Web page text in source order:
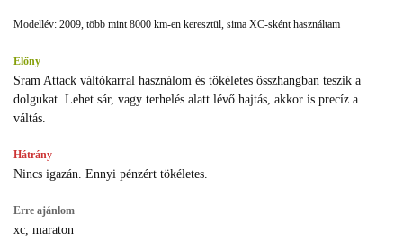
Modellév: 2009, több mint 8000 km-en keresztül, sima XC-sként használtam
Előny
Sram Attack váltókarral használom és tökéletes összhangban teszik a
dolgukat. Lehet sár, vagy terhelés alatt lévő hajtás, akkor is precíz a
váltás.
Hátrány
Nincs igazán. Ennyi pénzért tökéletes.
Erre ajánlom
xc, maraton